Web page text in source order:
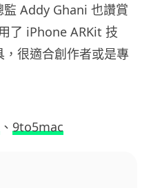
監 Addy Ghani 也讚賞
了 iPhone ARKit 技
很適合創作者或是專
、 9to5mac